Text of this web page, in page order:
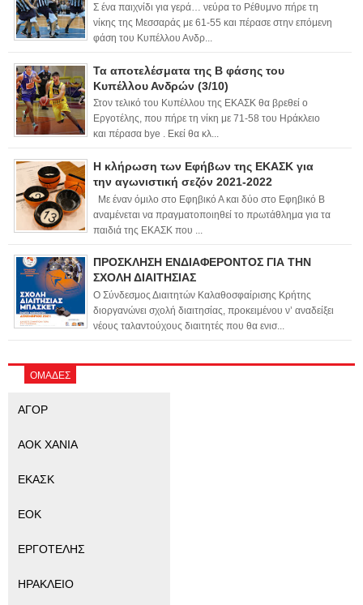
Σ ένα παιχνίδι για γερά… νεύρα το Ρέθυμνο πήρε τη
νίκης της Μεσσαράς με 61-55 και πέρασε στην επόμενη
φάση του Κυπέλλου Ανδρ...
Τα αποτελέσματα της Β φάσης του
Κυπέλλου Ανδρών (3/10)
Στον τελικό του Κυπέλλου της ΕΚΑΣΚ θα βρεθεί ο
Εργοτέλης, που πήρε τη νίκη με 71-58 του Ηράκλειο
και πέρασα bye . Εκεί θα κλ...
Η κλήρωση των Εφήβων της ΕΚΑΣΚ για
την αγωνιστική σεζόν 2021-2022
Με έναν όμιλο στο Εφηβικό Α και δύο στο Εφηβικό Β
αναμένεται να πραγματοποιηθεί το πρωτάθλημα για τα
παιδιά της ΕΚΑΣΚ που ...
ΠΡΟΣΚΛΗΣΗ ΕΝΔΙΑΦΕΡΟΝΤΟΣ ΓΙΑ ΤΗΝ
ΣΧΟΛΗ ΔΙΑΙΤΗΣΙΑΣ
Ο Σύνδεσμος Διαιτητών Καλαθοσφαίρισης Κρήτης
διοργανώνει σχολή διαιτησίας, προκειμένου ν’ αναδείξει
νέους ταλαντούχους διαιτητές που θα ενισ...
ΟΜΑΔΕΣ
ΑΓΟΡ
ΑΟΚ ΧΑΝΙΑ
ΕΚΑΣΚ
ΕΟΚ
ΕΡΓΟΤΕΛΗΣ
ΗΡΑΚΛΕΙΟ